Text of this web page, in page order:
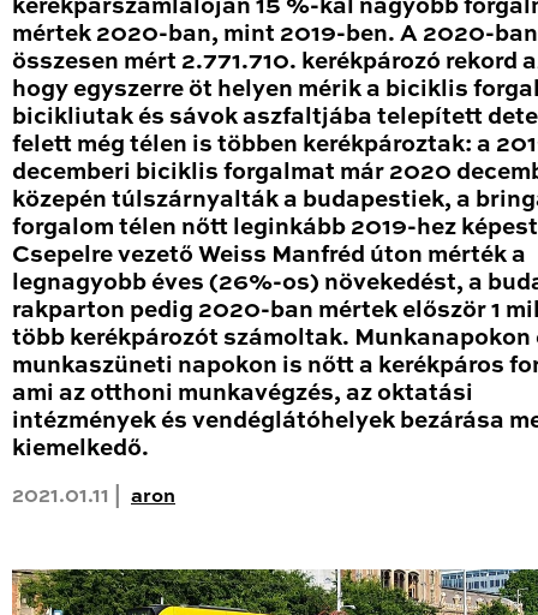
kerékpárszámlálóján 15 %-kal nagyobb
mértek 2020-ban, mint 2019-ben. A 2020-ban
összesen mért 2.771.710. kerékpározó rekord
hogy egyszerre öt helyen mérik a biciklis
bicikliutak és sávok aszfaltjába telepített
felett még télen is többen kerékpároztak: a
decemberi biciklis forgalmat már 2020
közepén túlszárnyalták a budapestiek, a
forgalom télen nőtt leginkább 2019-hez
Csepelre vezető Weiss Manfréd úton mérték a
legnagyobb éves (26%-os) növekedést, a
rakparton pedig 2020-ban mértek először 1
több kerékpározót számoltak. Munkanapokon
munkaszüneti napokon is nőtt a kerékpáros
ami az otthoni munkavégzés, az oktatási
intézmények és vendéglátóhelyek bezárása
kiemelkedő.
2021.01.11 | aron